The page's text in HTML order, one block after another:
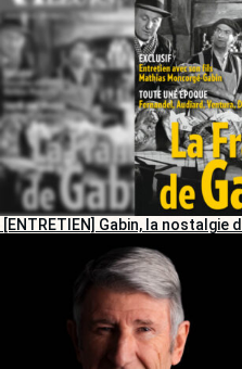
[ENTRETIEN] Gabin, la nostalgie